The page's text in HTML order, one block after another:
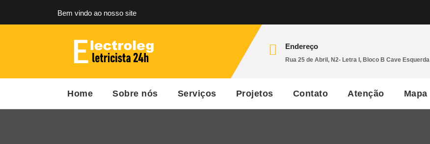
Bem vindo ao nosso site
Endereço
Rua 25 de Abril, N2- Letra I, Bloco B Cave Esquerda
Home Sobre nós Serviços Projetos Contato Atenção Mapa